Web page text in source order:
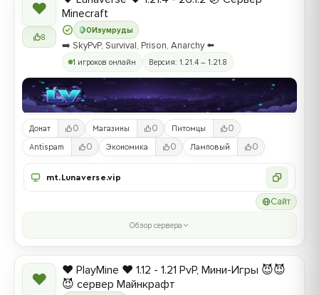
❤
8
0Изумруды
Minecraft
➡️ SkyPvP, Survival, Prison, Anarchy ⬅️
1 игроков онлайн Версия: 1.21.4 – 1.21.8
Донат 0 Магазины 0 Питомцы 0
Antispam 0 Экономика 0 Ламповый 0
mt.Lunaverse.vip
Сайт
Обзор сервера
❤
❤️ PlayMine ❤️ 1.12 - 1.21 PvP, Мини-Игры 😈😈
😈 сервер Майнкрафт